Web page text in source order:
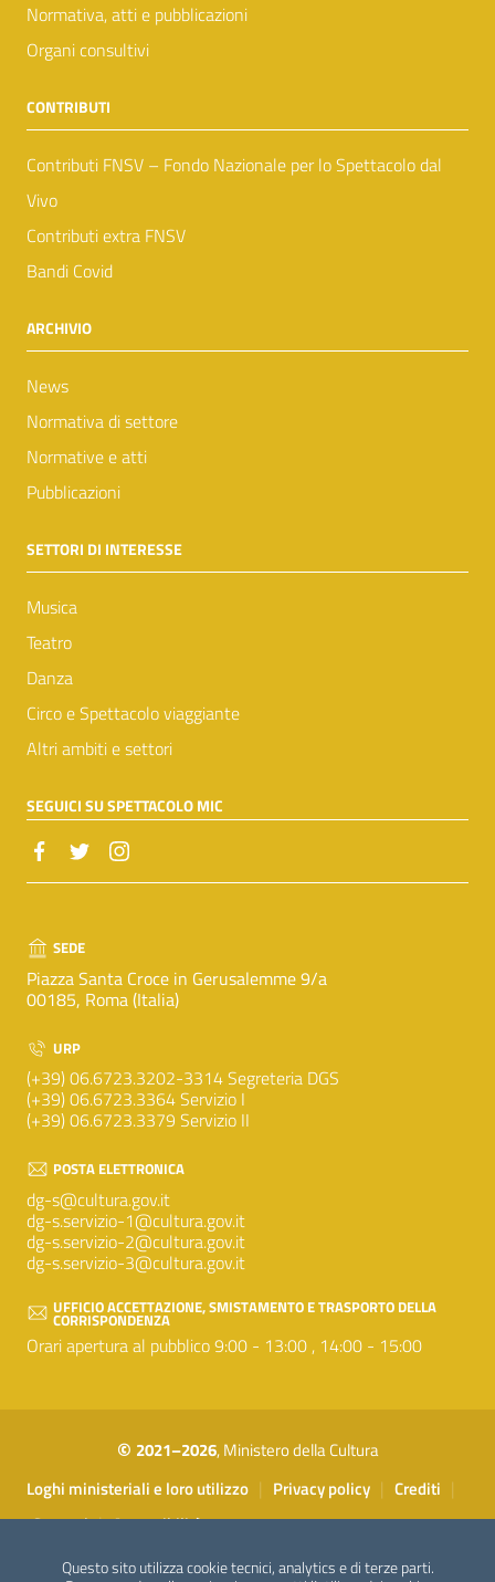
Questo sito utilizza cookie tecnici, analytics e di terze parti.
Normativa, atti e pubblicazioni
Organi consultivi
CONTRIBUTI
Contributi FNSV – Fondo Nazionale per lo Spettacolo dal
Vivo
Contributi extra FNSV
Bandi Covid
ARCHIVIO
News
Normativa di settore
Normative e atti
Pubblicazioni
SETTORI DI INTERESSE
Musica
Teatro
Danza
Circo e Spettacolo viaggiante
Altri ambiti e settori
SEGUICI SU SPETTACOLO MIC
SEDE
Piazza Santa Croce in Gerusalemme 9/a
00185, Roma (Italia)
URP
(+39) 06.6723.3202-3314 Segreteria DGS
(+39) 06.6723.3364 Servizio I
(+39) 06.6723.3379 Servizio II
POSTA ELETTRONICA
dg-s@cultura.gov.it
dg-s.servizio-1@cultura.gov.it
dg-s.servizio-2@cultura.gov.it
dg-s.servizio-3@cultura.gov.it
UFFICIO ACCETTAZIONE, SMISTAMENTO E TRASPORTO DELLA
CORRISPONDENZA
Orari apertura al pubblico 9:00 - 13:00 , 14:00 - 15:00
© 2021–2026, Ministero della Cultura
Sezione Link Utili
Loghi ministeriali e loro utilizzo | Privacy policy | Crediti |
Contatti | Accessibilità